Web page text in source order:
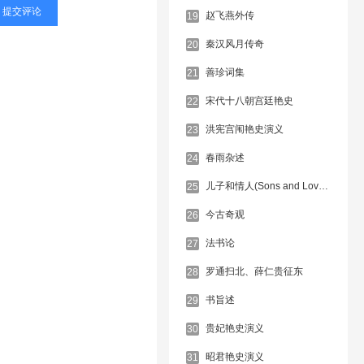
19 赵飞燕外传
20 秦汉风月传奇
21 善珍词集
22 宋代十八朝宫廷艳史
23 洪宪宫闱艳史演义
24 春雨杂述
25 儿子和情人(Sons and Lovers)
26 今古奇观
27 法书论
28 罗通扫北、薛仁贵征东
29 书旨述
30 贵妃艳史演义
31 昭君艳史演义